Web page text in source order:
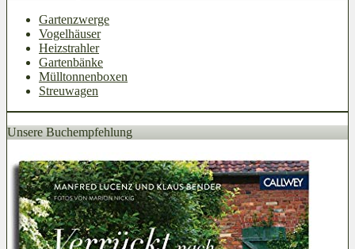
Gartenzwerge
Vogelhäuser
Heizstrahler
Gartenbänke
Mülltonnenboxen
Streuwagen
Unsere Buchempfehlung